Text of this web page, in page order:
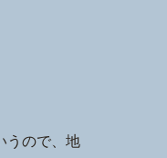
うので、地